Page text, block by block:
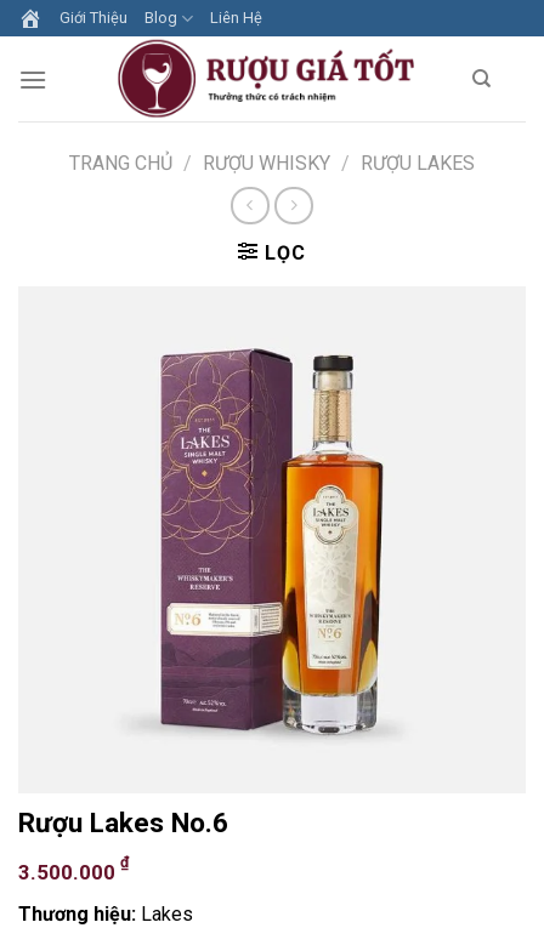
Skip
to
content
Giới Thiệu Blog Liên Hệ
TRANG CHỦ / RƯỢU WHISKY / RƯỢU LAKES
LỌC
Rượu Lakes No.6
3.500.000 ₫
Thương hiệu: Lakes